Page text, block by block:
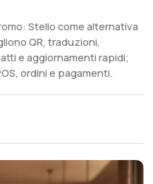
Stello come alternativa
QR, traduzioni,
e aggiornamenti rapidi;
ordini e pagamenti.